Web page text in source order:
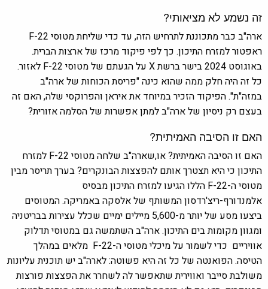
זה נשמע לא מציאותי?
ארה"ב כבר מתכוננת לתרחיש הזה, עד כדי שליחת מטוסיF-22
ראפטורלמזרח התיכון. כך לפי פיקוד מרכז של ארצות הברית.
באוגוסט 2024 בישר ברשת X על הגעתם של מטוסי F-22 לאזור.
כל זה היה חלק ממה שהוא כינה "פריסת הכוחות של ארה"ב
במזה"ת". הפיקוד הזכיר במיוחד את איראן והפרוקסי שלה, האם זה
בעצם רק ניסיון של ארה"ב למתן אפשרות של הסלמה אזורית?
האם זו הסיבה האמיתית?
האם זו הסיבה האמיתית? או,שארה"ב שלחה מטוסי F-22 למזרח
התיכון כי היא תצטרך אותם להפצצות הבונקרים? בערך תריסר מבין
מטוסי ה-F-22 הללו הגיעו למזרח התיכון מבסיס
אלמנדורף-ריצ'רדסון המשותף של אלסקה באמריקה. המטוסים
ביצעו מסע של יותר מ-5,600 מיילים ימיים שכלל עצירות בבריטניה
ומגוון מקומות בים התיכון. ארה"ב השתמשה גם במטוסי תדלוק
אוויריים כדי לשמור על מיכלי מטוסי ה-F-22 מלאים במהלך
הטיסה. הפואנטה של ​​כל זה היא פשוטה: לארה"ב יש תוכנית עליונות
משולבת סייבר ואווירית שתאפשר לה לשחרר את הפצצות פורצות